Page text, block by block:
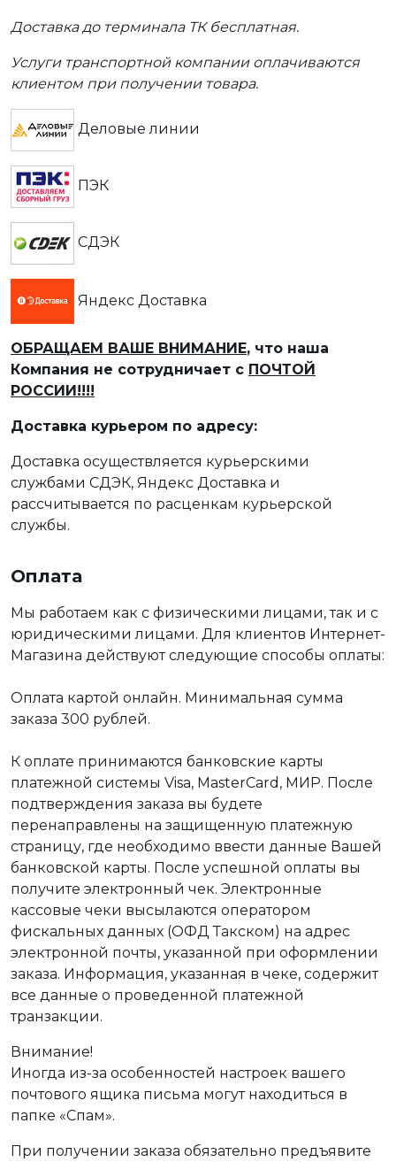
Доставка до терминала ТК бесплатная.
Услуги транспортной компании оплачиваются
клиентом при получении товара.
Деловые линии
ПЭК
СДЭК
Яндекс Доставка
ОБРАЩАЕМ ВАШЕ ВНИМАНИЕ, что наша
Компания не сотрудничает с ПОЧТОЙ
РОССИИ!!!!
Доставка курьером по адресу:
Доставка осуществляется курьерскими
службами СДЭК, Яндекс Доставка и
рассчитывается по расценкам курьерской
службы.
Оплата
Мы работаем как с физическими лицами, так и с
юридическими лицами. Для клиентов Интернет-
Магазина действуют следующие способы оплаты:
Оплата картой онлайн. Минимальная сумма
заказа 300 рублей.
К оплате принимаются банковские карты
платежной системы Visa, MasterCard, МИР. После
подтверждения заказа вы будете
перенаправлены на защищенную платежную
страницу, где необходимо ввести данные Вашей
банковской карты. После успешной оплаты вы
получите электронный чек. Электронные
кассовые чеки высылаются оператором
фискальных данных (ОФД Такском) на адрес
электронной почты, указанной при оформлении
заказа. Информация, указанная в чеке, содержит
все данные о проведенной платежной
транзакции.
Внимание!
Иногда из-за особенностей настроек вашего
почтового ящика письма могут находиться в
папке «Спам».
При получении заказа обязательно предъявите